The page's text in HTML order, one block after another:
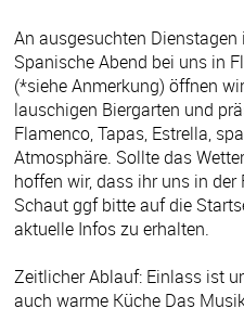
An ausgesuchten
Spanische Abend bei uns in
(*siehe Anmerkung) öffnen
lauschigen Biergarten und
Flamenco, Tapas, Estrella,
Atmosphäre. Sollte das
hoffen wir, dass ihr uns in
Schaut ggf bitte auf die
aktuelle Infos zu erhalten.
Zeitlicher Ablauf: Einlass ist
auch warme Küche Das